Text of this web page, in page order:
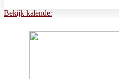
Bekijk kalender